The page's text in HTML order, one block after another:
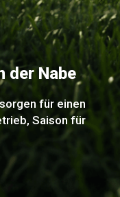
der Nabe
für einen
Saison für